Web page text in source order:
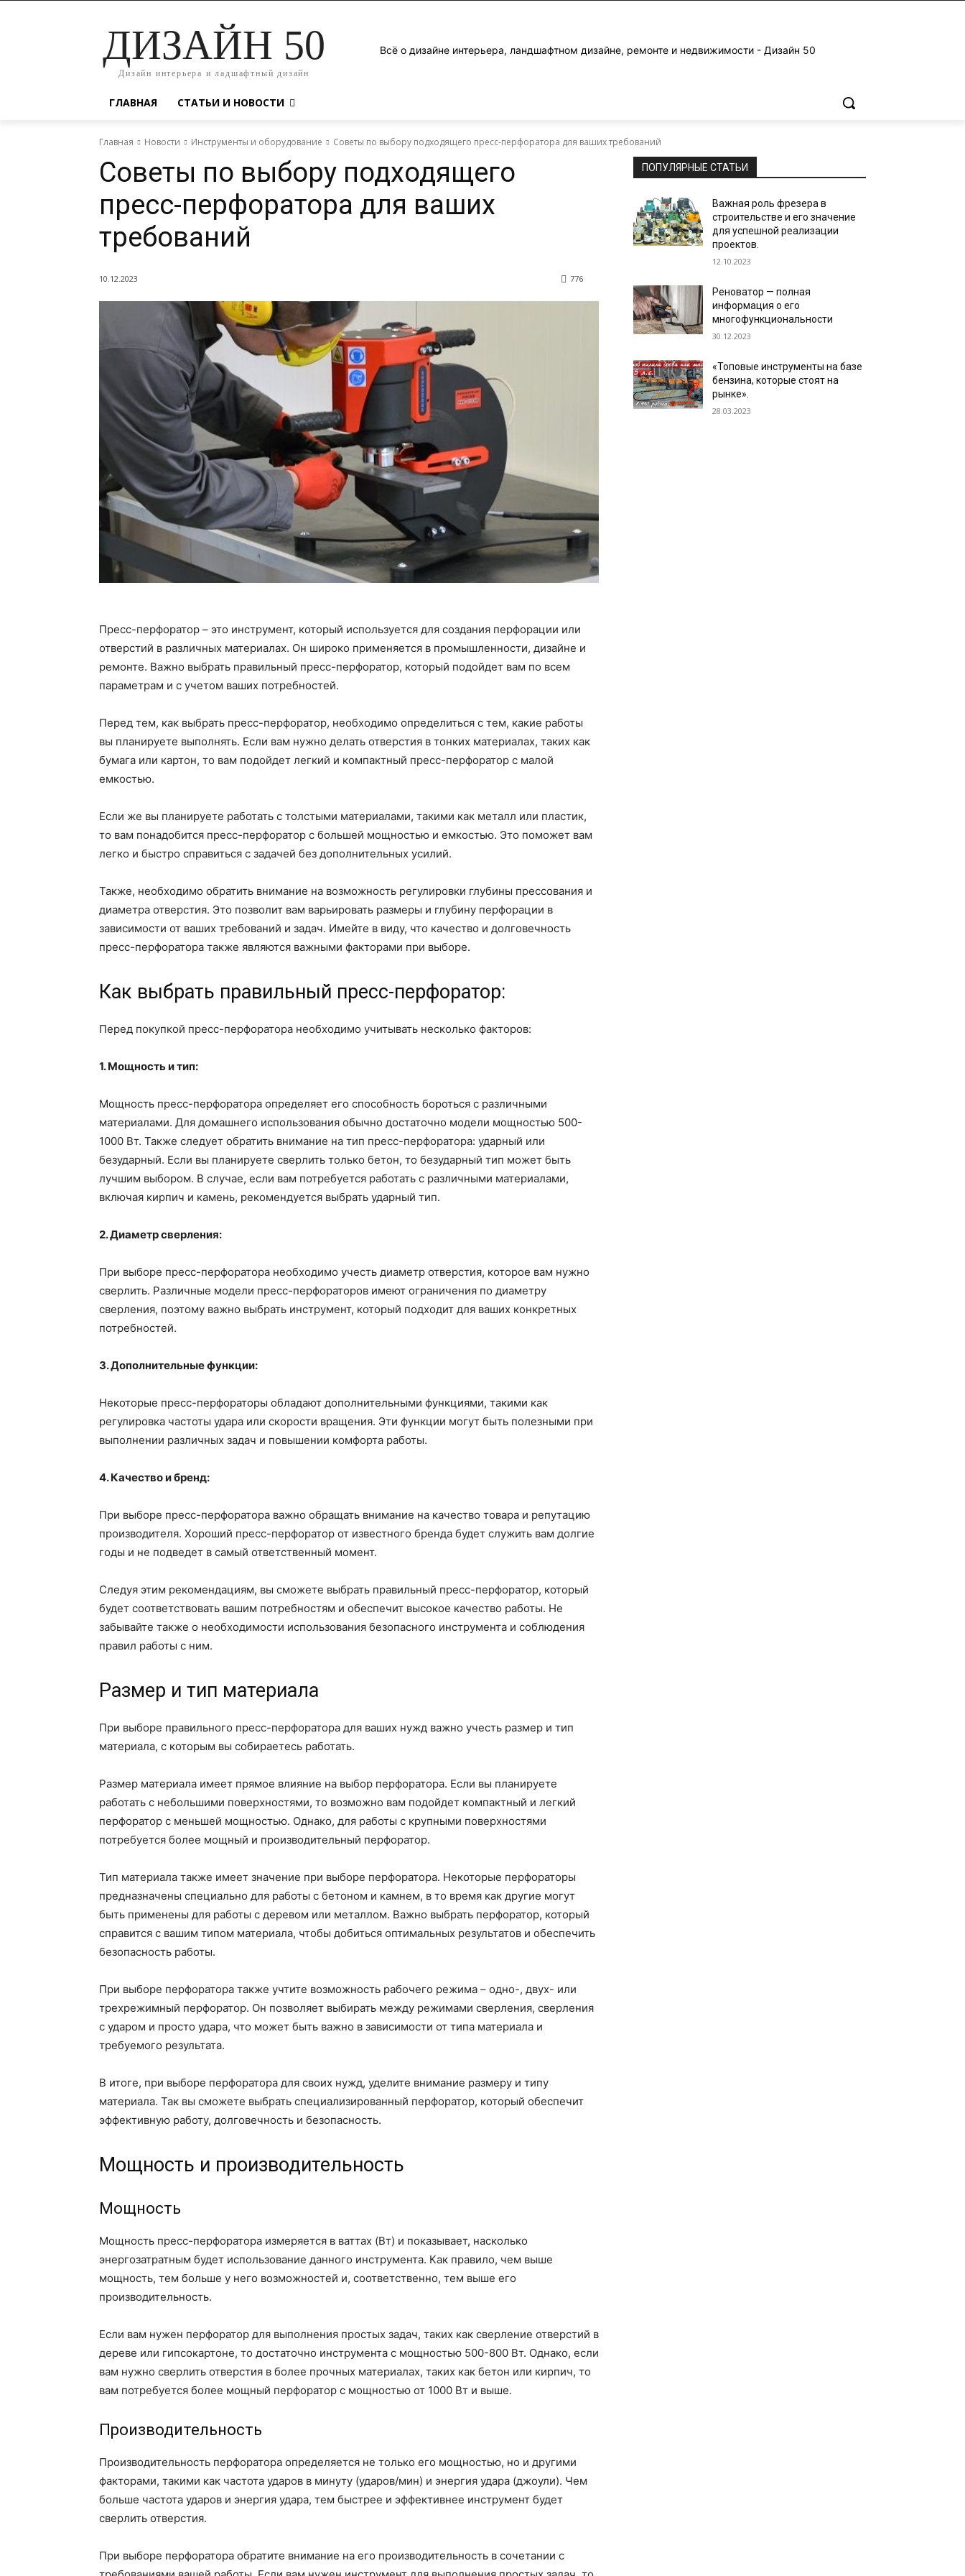
ДИЗАЙН 50
Дизайн интерьера и ладшафтный дизайн
Всё о дизайне интерьера, ландшафтном дизайне, ремонте и недвижимости - Дизайн 50
ГЛАВНАЯ СТАТЬИ И НОВОСТИ
Главная Новости Инструменты и оборудование Советы по выбору подходящего пресс-перфоратора для ваших требований
Советы по выбору подходящего
пресс-перфоратора для ваших
требований
10.12.2023 776
Пресс-перфоратор – это инструмент, который используется для создания перфорации или
отверстий в различных материалах. Он широко применяется в промышленности, дизайне и
ремонте. Важно выбрать правильный пресс-перфоратор, который подойдет вам по всем
параметрам и с учетом ваших потребностей.
Перед тем, как выбрать пресс-перфоратор, необходимо определиться с тем, какие работы
вы планируете выполнять. Если вам нужно делать отверстия в тонких материалах, таких как
бумага или картон, то вам подойдет легкий и компактный пресс-перфоратор с малой
емкостью.
Если же вы планируете работать с толстыми материалами, такими как металл или пластик,
то вам понадобится пресс-перфоратор с большей мощностью и емкостью. Это поможет вам
легко и быстро справиться с задачей без дополнительных усилий.
Также, необходимо обратить внимание на возможность регулировки глубины прессования и
диаметра отверстия. Это позволит вам варьировать размеры и глубину перфорации в
зависимости от ваших требований и задач. Имейте в виду, что качество и долговечность
пресс-перфоратора также являются важными факторами при выборе.
Как выбрать правильный пресс-перфоратор:
Перед покупкой пресс-перфоратора необходимо учитывать несколько факторов:
1. Мощность и тип:
Мощность пресс-перфоратора определяет его способность бороться с различными
материалами. Для домашнего использования обычно достаточно модели мощностью 500-
1000 Вт. Также следует обратить внимание на тип пресс-перфоратора: ударный или
безударный. Если вы планируете сверлить только бетон, то безударный тип может быть
лучшим выбором. В случае, если вам потребуется работать с различными материалами,
включая кирпич и камень, рекомендуется выбрать ударный тип.
2. Диаметр сверления:
При выборе пресс-перфоратора необходимо учесть диаметр отверстия, которое вам нужно
сверлить. Различные модели пресс-перфораторов имеют ограничения по диаметру
сверления, поэтому важно выбрать инструмент, который подходит для ваших конкретных
потребностей.
3. Дополнительные функции:
Некоторые пресс-перфораторы обладают дополнительными функциями, такими как
регулировка частоты удара или скорости вращения. Эти функции могут быть полезными при
выполнении различных задач и повышении комфорта работы.
4. Качество и бренд:
При выборе пресс-перфоратора важно обращать внимание на качество товара и репутацию
производителя. Хороший пресс-перфоратор от известного бренда будет служить вам долгие
годы и не подведет в самый ответственный момент.
Следуя этим рекомендациям, вы сможете выбрать правильный пресс-перфоратор, который
будет соответствовать вашим потребностям и обеспечит высокое качество работы. Не
забывайте также о необходимости использования безопасного инструмента и соблюдения
правил работы с ним.
Размер и тип материала
При выборе правильного пресс-перфоратора для ваших нужд важно учесть размер и тип
материала, с которым вы собираетесь работать.
Размер материала имеет прямое влияние на выбор перфоратора. Если вы планируете
работать с небольшими поверхностями, то возможно вам подойдет компактный и легкий
перфоратор с меньшей мощностью. Однако, для работы с крупными поверхностями
потребуется более мощный и производительный перфоратор.
Тип материала также имеет значение при выборе перфоратора. Некоторые перфораторы
предназначены специально для работы с бетоном и камнем, в то время как другие могут
быть применены для работы с деревом или металлом. Важно выбрать перфоратор, который
справится с вашим типом материала, чтобы добиться оптимальных результатов и обеспечить
безопасность работы.
При выборе перфоратора также учтите возможность рабочего режима – одно-, двух- или
трехрежимный перфоратор. Он позволяет выбирать между режимами сверления, сверления
с ударом и просто удара, что может быть важно в зависимости от типа материала и
требуемого результата.
В итоге, при выборе перфоратора для своих нужд, уделите внимание размеру и типу
материала. Так вы сможете выбрать специализированный перфоратор, который обеспечит
эффективную работу, долговечность и безопасность.
Мощность и производительность
Мощность
Мощность пресс-перфоратора измеряется в ваттах (Вт) и показывает, насколько
энергозатратным будет использование данного инструмента. Как правило, чем выше
мощность, тем больше у него возможностей и, соответственно, тем выше его
производительность.
Если вам нужен перфоратор для выполнения простых задач, таких как сверление отверстий в
дереве или гипсокартоне, то достаточно инструмента с мощностью 500-800 Вт. Однако, если
вам нужно сверлить отверстия в более прочных материалах, таких как бетон или кирпич, то
вам потребуется более мощный перфоратор с мощностью от 1000 Вт и выше.
Производительность
Производительность перфоратора определяется не только его мощностью, но и другими
факторами, такими как частота ударов в минуту (ударов/мин) и энергия удара (джоули). Чем
больше частота ударов и энергия удара, тем быстрее и эффективнее инструмент будет
сверлить отверстия.
При выборе перфоратора обратите внимание на его производительность в сочетании с
ПОПУЛЯРНЫЕ СТАТЬИ
Важная роль фрезера в
строительстве и его значение
для успешной реализации
проектов.
12.10.2023
Реноватор — полная
информация о его
многофункциональности
30.12.2023
«Топовые инструменты на базе
бензина, которые стоят на
рынке».
28.03.2023